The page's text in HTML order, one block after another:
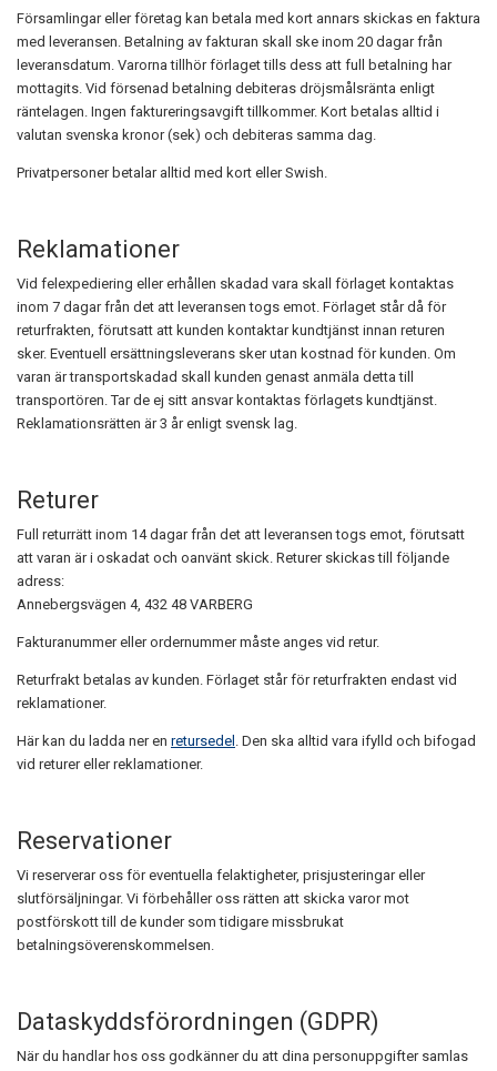
Församlingar eller företag kan betala med kort annars skickas en faktura
med leveransen. Betalning av fakturan skall ske inom 20 dagar från
leveransdatum. Varorna tillhör förlaget tills dess att full betalning har
mottagits. Vid försenad betalning debiteras dröjsmålsränta enligt
räntelagen. Ingen faktureringsavgift tillkommer. Kort betalas alltid i
valutan svenska kronor (sek) och debiteras samma dag.
Privatpersoner betalar alltid med kort eller Swish.
Reklamationer
Vid felexpediering eller erhållen skadad vara skall förlaget kontaktas
inom 7 dagar från det att leveransen togs emot. Förlaget står då för
returfrakten, förutsatt att kunden kontaktar kundtjänst innan returen
sker. Eventuell ersättningsleverans sker utan kostnad för kunden. Om
varan är transportskadad skall kunden genast anmäla detta till
transportören. Tar de ej sitt ansvar kontaktas förlagets kundtjänst.
Reklamationsrätten är 3 år enligt svensk lag.
Returer
Full returrätt inom 14 dagar från det att leveransen togs emot, förutsatt
att varan är i oskadat och oanvänt skick. Returer skickas till följande
adress:
Annebergsvägen 4, 432 48 VARBERG
Fakturanummer eller ordernummer måste anges vid retur.
Returfrakt betalas av kunden. Förlaget står för returfrakten endast vid
reklamationer.
Här kan du ladda ner en retursedel . Den ska alltid vara ifylld och bifogad
vid returer eller reklamationer.
Reservationer
Vi reserverar oss för eventuella felaktigheter, prisjusteringar eller
slutförsäljningar. Vi förbehåller oss rätten att skicka varor mot
postförskott till de kunder som tidigare missbrukat
betalningsöverenskommelsen.
Dataskyddsförordningen (GDPR)
När du handlar hos oss godkänner du att dina personuppgifter samlas